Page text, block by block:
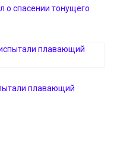
о спасении тонущего
плавающий